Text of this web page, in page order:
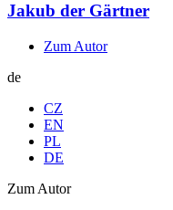
Jakub der Gärtner
Zum Autor
de
CZ
EN
PL
DE
Zum Autor